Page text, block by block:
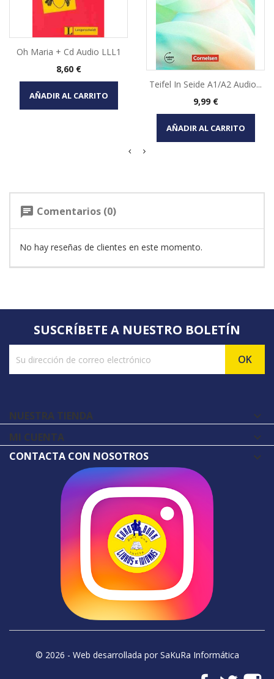
Oh Maria + Cd Audio LLL1
Precio
8,60 €
AÑADIR AL CARRITO
Teifel In Seide A1/A2 Audio...
Precio
9,99 €
AÑADIR AL CARRITO
chat Comentarios (0)
No hay reseñas de clientes en este momento.
SUSCRÍBETE A NUESTRO BOLETÍN
NUESTRA TIENDA 
MI CUENTA 
CONTACTA CON NOSOTROS
© 2026 - Web desarrollada por SaKuRa Informática